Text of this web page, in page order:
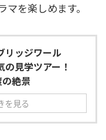
を楽しめます。
リッジワール
の見学ツアー！
絶景
を見る